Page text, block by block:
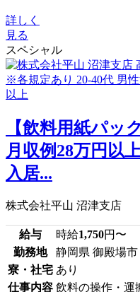
詳しく
見る
スペシャル
【飲料用紙パッ
月収例28万円以
入居...
株式会社平山 沼津支店
給与 時給1,750円〜
勤務地
静岡県 御殿場市
寮・社宅 あり
仕事内容 飲料の操作・運